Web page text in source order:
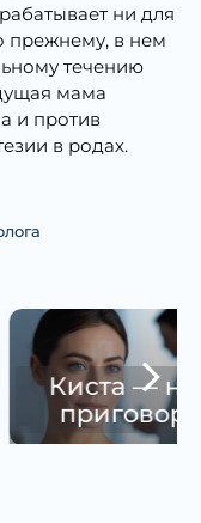
ни для
прежнему, в нем
течению
мама
и против
в родах.
Киста — не
приговор